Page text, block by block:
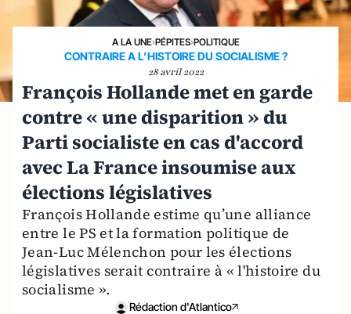
A LA UNE›PÉPITES›POLITIQUE
CONTRAIRE A L’HISTOIRE DU SOCIALISME ?
28 avril 2022
François Hollande met en garde
contre « une disparition » du
Parti socialiste en cas d'accord
avec La France insoumise aux
élections législatives
François Hollande estime qu’une alliance
entre le PS et la formation politique de
Jean-Luc Mélenchon pour les élections
législatives serait contraire à « l'histoire du
socialisme ».
Rédaction d'Atlantico